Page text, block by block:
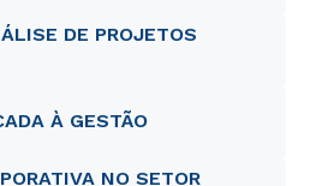
DE PROJETOS
À GESTÃO
NO SETOR